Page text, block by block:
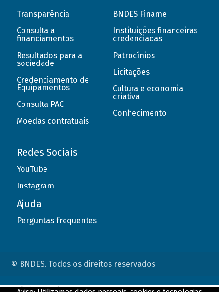
Transparência
Consulta a
financiamentos
Resultados para a
sociedade
Credenciamento de
Equipamentos
Consulta PAC
Moedas contratuais
BNDES Finame
Instituições financeiras
credenciadas
Patrocínios
Licitações
Cultura e economia
criativa
Conhecimento
Redes Sociais
YouTube
Instagram
Ajuda
Perguntas frequentes
© BNDES. Todos os direitos reservados
ConteÃºdo complementar